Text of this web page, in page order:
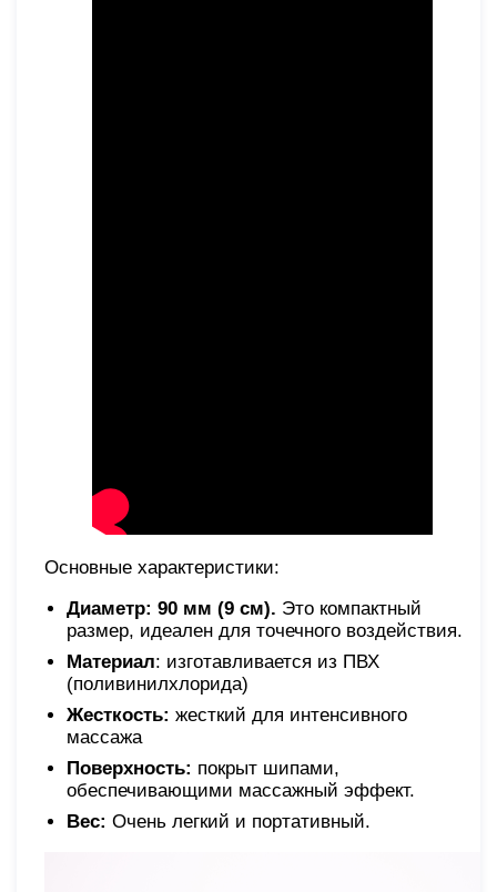
Основные характеристики:
Диаметр: 90 мм (9 см). Это компактный
размер, идеален для точечного воздействия.
Материал: изготавливается из ПВХ
(поливинилхлорида)
Жесткость: жесткий для интенсивного
массажа
Поверхность: покрыт шипами,
обеспечивающими массажный эффект.
Вес: Очень легкий и портативный.